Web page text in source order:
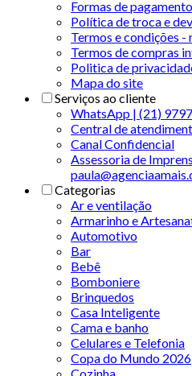
Formas de pagamento
Política de troca e
Termos e condições -
Termos de compras
Politica de
Mapa do site
Serviços ao cliente
WhatsApp | (21)
Central de
Canal Confidencial
Assessoria de
Categorias
Ar e ventilação
Armarinho e
Automotivo
Bar
Bebê
Bomboniere
Brinquedos
Casa Inteligente
Cama e banho
Celulares e Telefonia
Copa do Mundo 2026